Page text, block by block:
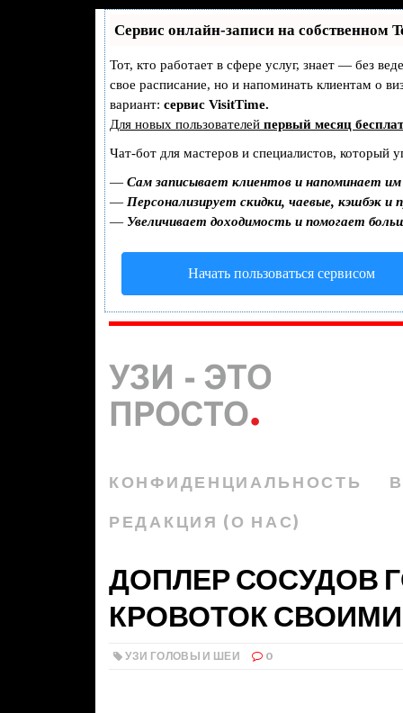
Сервис онлайн-записи на собственном
Тот, кто работает в сфере услуг, знает — без
свое расписание, но и напоминать клиентам о
вариант: сервис VisitTime.
Для новых пользователей первый месяц
Чат-бот для мастеров и специалистов, который
— Сам записывает клиентов и напоминает
— Персонализирует скидки, чаевые, кэшбэк и
— Увеличивает доходимость и помогает
Начать пользоваться сервисом
КОНФИДЕНЦИАЛЬНОСТЬ
РЕДАКЦИЯ (О НАС)
ДОПЛЕР СОСУДОВ
КРОВОТОК
УЗИ ГОЛОВЫ И ШЕИ 0